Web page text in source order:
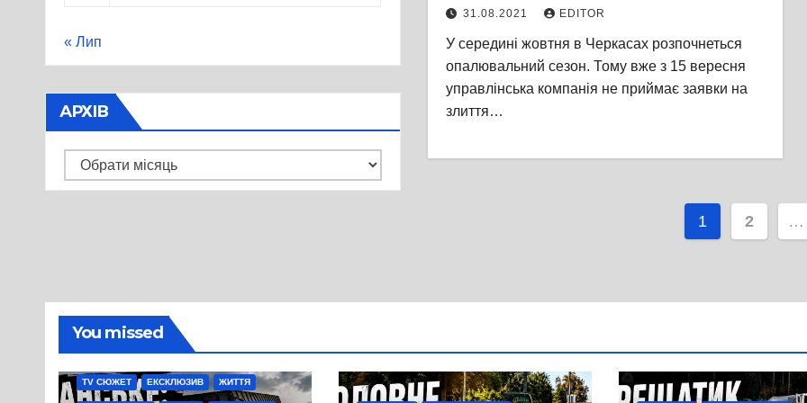
« Лип
АРХІВ
Архів
31.08.2021 EDITOR
У середині жовтня в Черкасах розпочнеться
опалювальний сезон. Тому вже з 15 вересня
управлінська компанія не приймає заявки на
злиття…
Пагінація
1 2 …
You missed
TV СЮЖЕТ ЕКСКЛЮЗИВ ЖИТТЯ